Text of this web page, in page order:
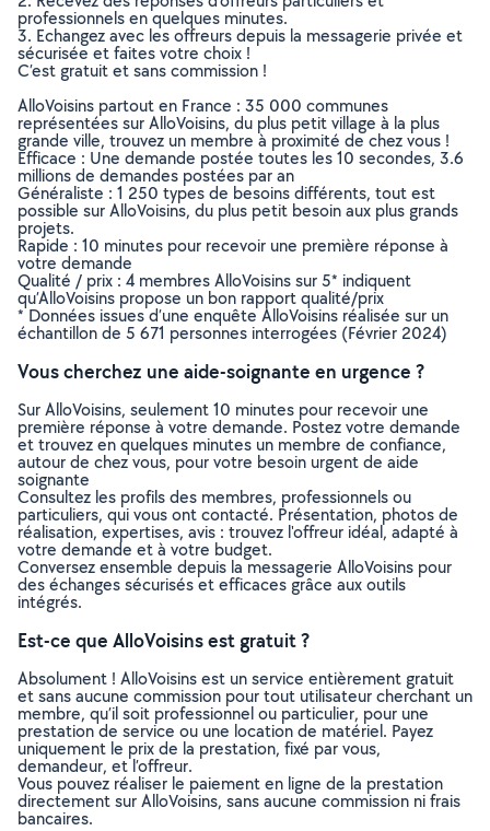
professionnels en quelques minutes.
3. Echangez avec les offreurs depuis la messagerie privée et
sécurisée et faites votre choix !
C’est gratuit et sans commission !
AlloVoisins partout en France : 35 000 communes
représentées sur AlloVoisins, du plus petit village à la plus
grande ville, trouvez un membre à proximité de chez vous !
Efficace : Une demande postée toutes les 10 secondes, 3.6
millions de demandes postées par an
Généraliste : 1 250 types de besoins différents, tout est
possible sur AlloVoisins, du plus petit besoin aux plus grands
projets.
Rapide : 10 minutes pour recevoir une première réponse à
votre demande
Qualité / prix : 4 membres AlloVoisins sur 5* indiquent
qu’AlloVoisins propose un bon rapport qualité/prix
* Données issues d’une enquête AlloVoisins réalisée sur un
échantillon de 5 671 personnes interrogées (Février 2024)
Vous cherchez une aide-soignante en urgence ?
Sur AlloVoisins, seulement 10 minutes pour recevoir une
première réponse à votre demande. Postez votre demande
et trouvez en quelques minutes un membre de confiance,
autour de chez vous, pour votre besoin urgent de aide
soignante
Consultez les profils des membres, professionnels ou
particuliers, qui vous ont contacté. Présentation, photos de
réalisation, expertises, avis : trouvez l'offreur idéal, adapté à
votre demande et à votre budget.
Conversez ensemble depuis la messagerie AlloVoisins pour
des échanges sécurisés et efficaces grâce aux outils
intégrés.
Est-ce que AlloVoisins est gratuit ?
Absolument ! AlloVoisins est un service entièrement gratuit
et sans aucune commission pour tout utilisateur cherchant un
membre, qu’il soit professionnel ou particulier, pour une
prestation de service ou une location de matériel. Payez
uniquement le prix de la prestation, fixé par vous,
demandeur, et l’offreur.
Vous pouvez réaliser le paiement en ligne de la prestation
directement sur AlloVoisins, sans aucune commission ni frais
bancaires.